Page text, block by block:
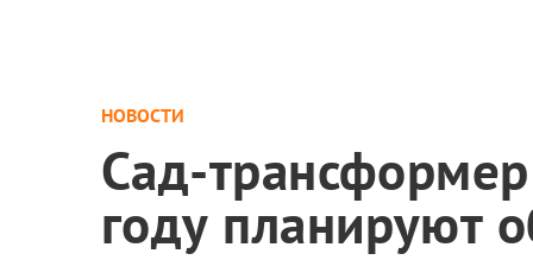
НОВОСТИ
Сад-
году планируют